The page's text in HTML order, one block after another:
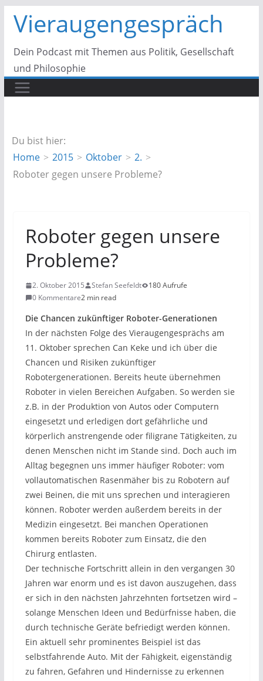
Zum
Inhalt
springen
Vieraugengespräch
Dein Podcast mit Themen aus Politik, Gesellschaft
und Philosophie
Du bist hier:
Home
2015 Oktober
2.
Roboter gegen unsere Probleme?
Roboter gegen unsere
Probleme?
2. Oktober 2015 Stefan Seefeldt
180 Aufrufe
0 Kommentare2 min read
Die Chancen zukünftiger Roboter-Generationen
In der nächsten Folge des Vieraugengesprächs am
11. Oktober sprechen Can Keke und ich über die
Chancen und Risiken zukünftiger
Robotergenerationen. Bereits heute übernehmen
Roboter in vielen Bereichen Aufgaben. So werden sie
z.B. in der Produktion von Autos oder Computern
eingesetzt und erledigen dort gefährliche und
körperlich anstrengende oder filigrane Tätigkeiten, zu
denen Menschen nicht im Stande sind. Doch auch im
Alltag begegnen uns immer häufiger Roboter: vom
vollautomatischen Rasenmäher bis zu Robotern auf
zwei Beinen, die mit uns sprechen und interagieren
können. Roboter werden außerdem bereits in der
Medizin eingesetzt. Bei manchen Operationen
kommen bereits Roboter zum Einsatz, die den
Chirurg entlasten.
Der technische Fortschritt allein in den vergangen 30
Jahren war enorm und es ist davon auszugehen, dass
er sich in den nächsten Jahrzehnten fortsetzen wird –
solange Menschen Ideen und Bedürfnisse haben, die
durch technische Geräte befriedigt werden können.
Ein aktuell sehr prominentes Beispiel ist das
selbstfahrende Auto. Mit der Fähigkeit, eigenständig
zu fahren, Gefahren und Hindernisse zu erkennen